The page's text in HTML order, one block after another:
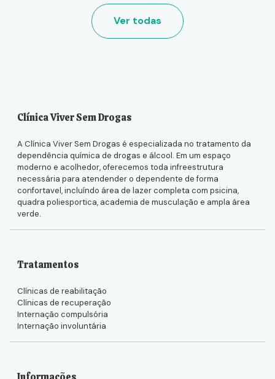
Ver todas
Clínica Viver Sem Drogas
A Clínica Viver Sem Drogas é especializada no tratamento da
dependência química de drogas e álcool. Em um espaço
moderno e acolhedor, oferecemos toda infreestrutura
necessária para atendender o dependente de forma
confortavel, incluíndo área de lazer completa com psicina,
quadra poliesportica, academia de musculação e ampla área
verde.
Tratamentos
Clínicas de reabilitação
Clínicas de recuperação
Internação compulsória
Internação involuntária